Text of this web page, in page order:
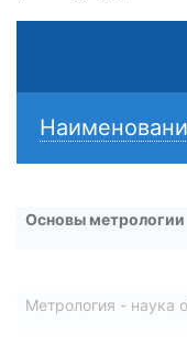
Основы метрологии
Метрология - наука